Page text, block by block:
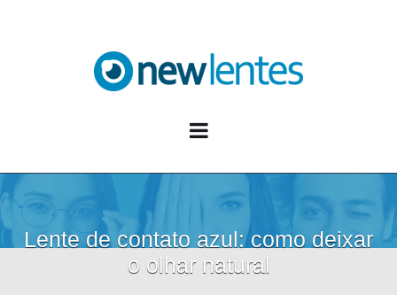
Lente de contato azul: como deixar
o olhar natural